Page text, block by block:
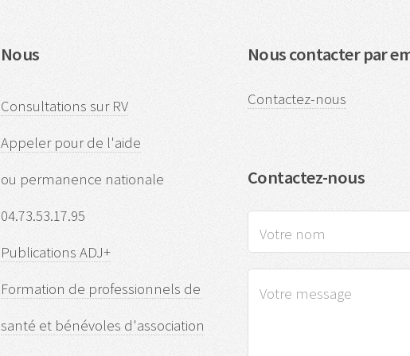
Nous
Consultations sur RV
Appeler pour de l'aide
ou permanence nationale
04.73.53.17.95
Publications ADJ+
Formation de professionnels de
santé et bénévoles d'association
Nous contacter par
Contactez-nous
Contactez-nous